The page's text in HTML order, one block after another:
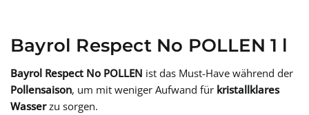
Bayrol Respect No POLLEN 1 l
Bayrol Respect No POLLEN ist das Must-Have während der
Pollensaison, um mit weniger Aufwand für kristallklares
Wasserzu sorgen.